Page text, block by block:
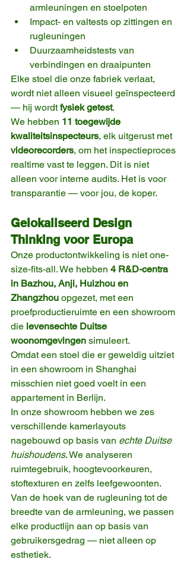
armleuningen en stoelpoten
Impact- en valtests op zittingen en
rugleuningen
Duurzaamheidstests van
verbindingen en draaipunten
Elke stoel die onze fabriek verlaat,
wordt niet alleen visueel geïnspecteerd
— hij wordt fysiek getest.
We hebben 11 toegewijde
kwaliteitsinspecteurs, elk uitgerust met
videorecorders, om het inspectieproces
realtime vast te leggen. Dit is niet
alleen voor interne audits. Het is voor
transparantie — voor jou, de koper.
Gelokaliseerd Design
Thinking voor Europa
Onze productontwikkeling is niet one-
size-fits-all. We hebben 4 R&D-centra
in Bazhou, Anji, Huizhou en
Zhangzhou opgezet, met een
proefproductieruimte en een showroom
die levensechte Duitse
woonomgevingen simuleert.
Omdat een stoel die er geweldig uitziet
in een showroom in Shanghai
misschien niet goed voelt in een
appartement in Berlijn.
In onze showroom hebben we zes
verschillende kamerlayouts
nagebouwd op basis van echte Duitse
huishoudens. We analyseren
ruimtegebruik, hoogtevoorkeuren,
stoftexturen en zelfs leefgewoonten.
Van de hoek van de rugleuning tot de
breedte van de armleuning, we passen
elke productlijn aan op basis van
gebruikersgedrag — niet alleen op
esthetiek.